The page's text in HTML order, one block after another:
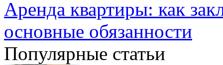
Аренда квартиры: как
основные обязанности
Популярные статьи